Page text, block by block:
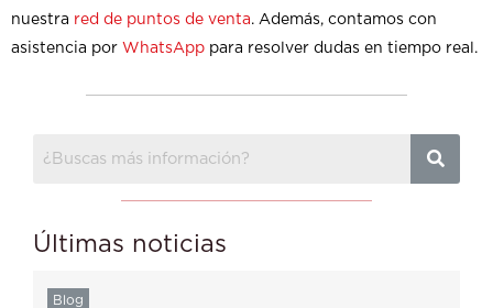
nuestra red de puntos de venta. Además, contamos con
asistencia por WhatsApp para resolver dudas en tiempo real.
Últimas noticias
Blog